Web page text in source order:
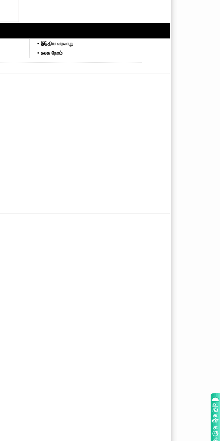
• இந்திய வரலாறு
• உலக நேரம்